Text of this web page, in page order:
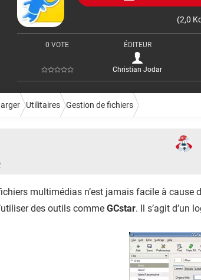
(2,0
0 VOTE ÉDITEUR
Christian Jodar
Utilitaires Gestion de fichiers
multimédias n’est jamais facile à cause
des outils comme GCstar. Il s’agit d’un